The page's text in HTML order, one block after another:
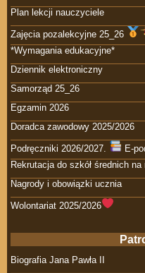
Plan lekcji nauczyciele
Zajęcia pozalekcyjne 25_26
*Wymagania edukacyjne*
Dziennik elektroniczny
Samorząd 25_26
Egzamin 2026
Doradca zawodowy 2025/2026
Podręczniki 2026/2027.
E-
Rekrutacja do szkół średnich
Nagrody i obowiązki ucznia
Wolontariat 2025/2026
Biografia Jana Pawła II